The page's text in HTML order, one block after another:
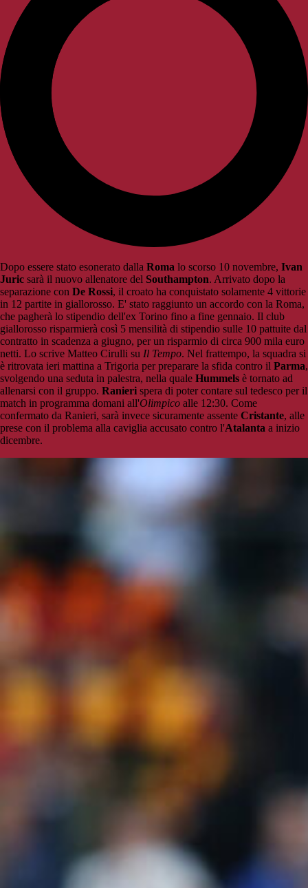
Dopo essere stato esonerato dalla Roma lo scorso 10 novembre, Ivan
Juric sarà il nuovo allenatore del Southampton. Arrivato dopo la
separazione con De Rossi, il croato ha conquistato solamente 4 vittorie
in 12 partite in giallorosso. E' stato raggiunto un accordo con la Roma,
che pagherà lo stipendio dell'ex Torino fino a fine gennaio. Il club
giallorosso risparmierà così 5 mensilità di stipendio sulle 10 pattuite dal
contratto in scadenza a giugno, per un risparmio di circa 900 mila euro
netti. Lo scrive Matteo Cirulli su Il Tempo. Nel frattempo, la squadra si
è ritrovata ieri mattina a Trigoria per preparare la sfida contro il Parma,
svolgendo una seduta in palestra, nella quale Hummels è tornato ad
allenarsi con il gruppo. Ranieri spera di poter contare sul tedesco per il
match in programma domani all'Olimpico alle 12:30. Come
confermato da Ranieri, sarà invece sicuramente assente Cristante, alle
prese con il problema alla caviglia accusato contro l'Atalanta a inizio
dicembre.